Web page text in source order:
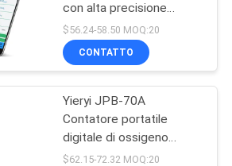
di umidità del
84
con alta precisione
0.1mg/L e sonda
staccabile per
l'idroponica e il
$56.24-58.50 MOQ:20
CONTATTO
Yieryi JPB-70A
Contatore portatile
digitale di ossigeno
sciolto con gamma di
$62.15-72.32 MOQ:20